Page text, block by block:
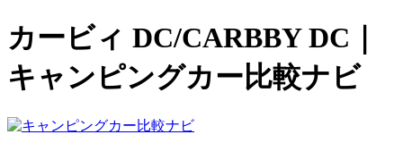
カービィ DC/CARBBY DC｜
キャンピングカー比較ナビ